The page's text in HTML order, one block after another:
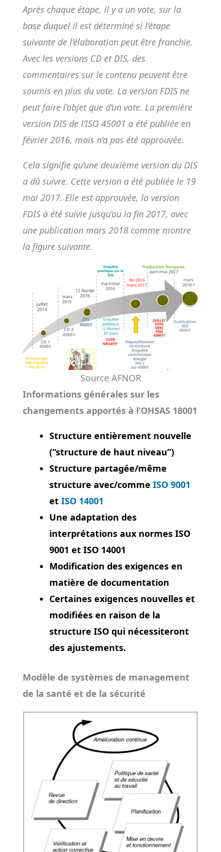
Après chaque étape, il y a un vote, sur la
base duquel il est déterminé si l’étape
suivante de l’élaboration peut être franchie.
Avec les versions CD et DIS, des
commentaires sur le contenu peuvent être
soumis en plus du vote. La version FDIS ne
peut faire l’objet que d’un vote. La première
version DIS de l’ISO 45001 a été publiée en
février 2016, mais n’a pas été approuvée.
Cela signifie qu’une deuxième version du DIS
a dû suivre. Cette version a été publiée le 19
mai 2017. Elle est approuvée, la version
FDIS à été suivie jusqu’au la fin 2017, avec
une publication mars 2018 comme montre
la figure suivante.
Source AFNOR
Informations générales sur les
changements apportés à l’OHSAS 18001
Structure entièrement nouvelle
(“structure de haut niveau”)
Structure partagée/même
structure avec/comme ISO 9001
et ISO 14001
Une adaptation des
interprétations aux normes ISO
9001 et ISO 14001
Modification des exigences en
matière de documentation
Certaines exigences nouvelles et
modifiées en raison de la
structure ISO qui nécessiteront
des ajustements.
Modèle de systèmes de management
de la santé et de la sécurité